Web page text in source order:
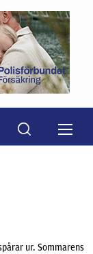
ur. Sommarens